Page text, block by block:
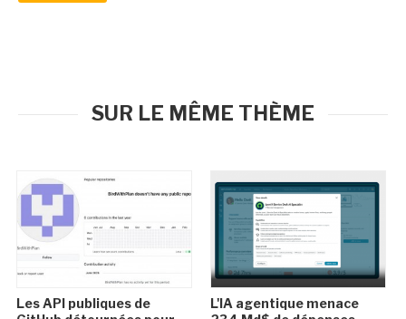
SUR LE MÊME THÈME
Les API publiques de
L'IA agentique menace